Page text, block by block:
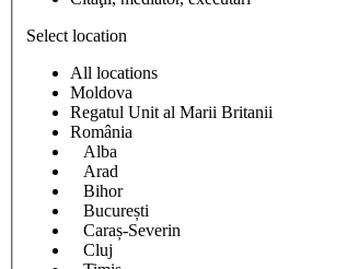
Select location
All locations
Moldova
Regatul Unit al Marii Britanii
România
Alba
Arad
Bihor
București
Caraș-Severin
Cluj